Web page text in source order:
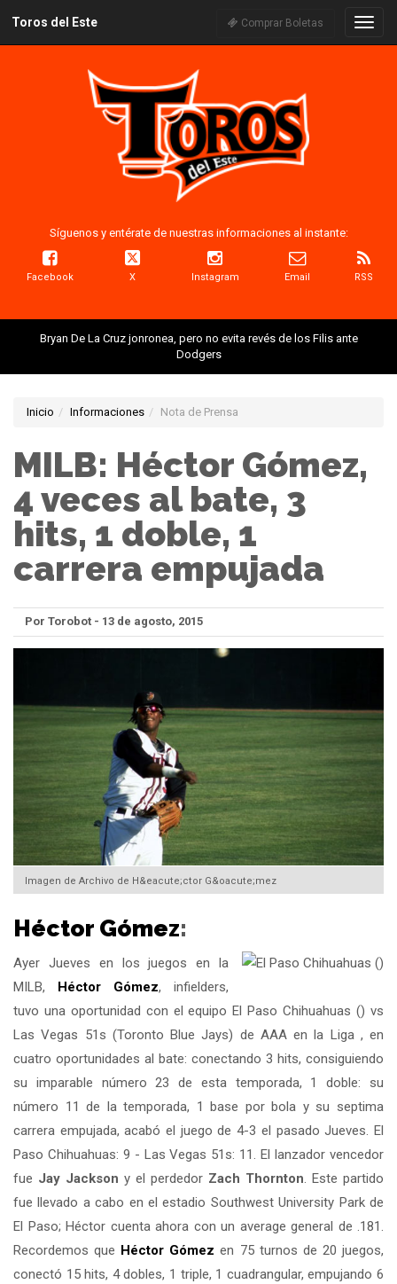
Toros del Este Comprar Boletas
Síguenos y entérate de nuestras informaciones al instante:
Facebook X Instagram Email RSS
Bryan De La Cruz jonronea, pero no evita revés de los Filis ante
Dodgers
Inicio Informaciones Nota de Prensa
MILB: Héctor Gómez,
4 veces al bate, 3
hits, 1 doble, 1
carrera empujada
Por Torobot - 13 de agosto, 2015
Imagen de Archivo de H&eacute;ctor G&oacute;mez
Héctor Gómez:
Ayer Jueves en los juegos en la
MILB, Héctor Gómez, infielders,
tuvo una oportunidad con el equipo El Paso Chihuahuas () vs
Las Vegas 51s (Toronto Blue Jays) de AAA en la Liga , en
cuatro oportunidades al bate: conectando 3 hits, consiguiendo
su imparable número 23 de esta temporada, 1 doble: su
número 11 de la temporada, 1 base por bola y su septima
carrera empujada, acabó el juego de 4-3 el pasado Jueves. El
Paso Chihuahuas: 9 - Las Vegas 51s: 11. El lanzador vencedor
fue Jay Jackson y el perdedor Zach Thornton. Este partido
fue llevado a cabo en el estadio Southwest University Park de
El Paso; Héctor cuenta ahora con un average general de .181.
Recordemos que Héctor Gómez en 75 turnos de 20 juegos,
conectó 15 hits, 4 dobles, 1 triple, 1 cuadrangular, empujando 6